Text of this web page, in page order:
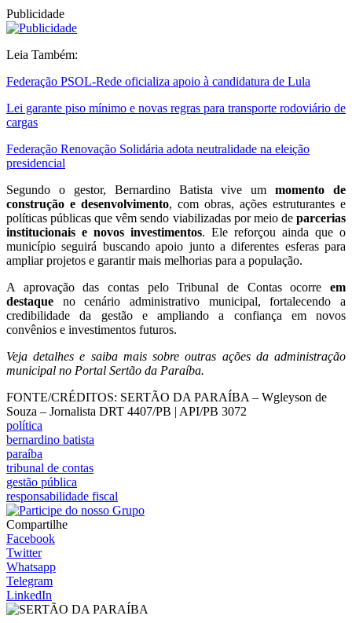
Publicidade
Leia Também:
Federação PSOL-Rede oficializa apoio à candidatura de Lula
Lei garante piso mínimo e novas regras para transporte rodoviário de
cargas
Federação Renovação Solidária adota neutralidade na eleição
presidencial
Segundo o gestor, Bernardino Batista vive ummomento de
construção e desenvolvimento, com obras, ações estruturantes e
políticas públicas que vêm sendo viabilizadas por meio de parcerias
institucionais e novos investimentos. Ele reforçou ainda que o
município seguirá buscando apoio junto a diferentes esferas para
ampliar projetos e garantir mais melhorias para a população.
A aprovação das contas pelo Tribunal de Contas ocorre em
destaque no cenário administrativo municipal, fortalecendo a
credibilidade da gestão e ampliando a confiança em novos
convênios e investimentos futuros.
Veja detalhes e saiba mais sobre outras ações da administração
municipal no Portal Sertão da Paraíba.
FONTE/CRÉDITOS: SERTÃO DA PARAÍBA – Wgleyson de
Souza – Jornalista DRT 4407/PB | API/PB 3072
política
bernardino batista
paraíba
tribunal de contas
gestão pública
responsabilidade fiscal
Compartilhe
Facebook
Twitter
Whatsapp
Telegram
LinkedIn